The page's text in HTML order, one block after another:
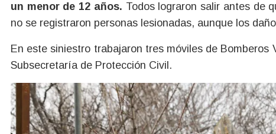
un menor de 12 años. Todos lograron salir antes de
no se registraron personas lesionadas, aunque los
En este siniestro trabajaron tres móviles de
Subsecretaría de Protección Civil.